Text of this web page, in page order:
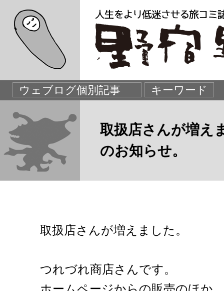
取扱店さんが増え
のお知らせ。
取扱店さんが増えました。
つれづれ商店さんです。